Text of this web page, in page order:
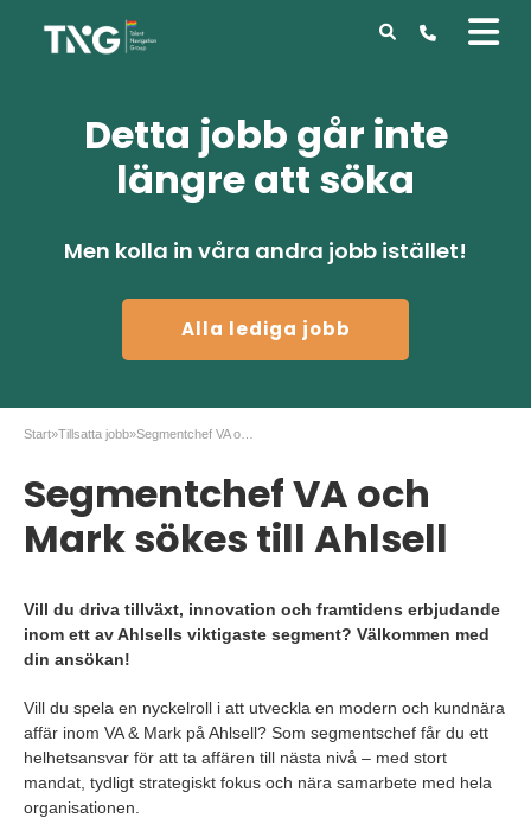
Detta jobb går inte
längre att söka
Men kolla in våra andra jobb istället!
Alla lediga jobb
Start»Tillsatta jobb»
Segmentchef VA och
Mark sökes till Ahlsell
Vill du driva tillväxt, innovation och framtidens erbjudande
inom ett av Ahlsells viktigaste segment? Välkommen med
din ansökan!
Vill du spela en nyckelroll i att utveckla en modern och kundnära
affär inom VA & Mark på Ahlsell? Som segmentschef får du ett
helhetsansvar för att ta affären till nästa nivå – med stort
mandat, tydligt strategiskt fokus och nära samarbete med hela
organisationen.